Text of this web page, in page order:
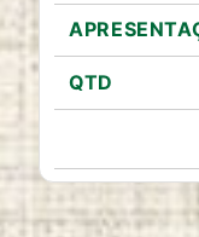
compreender
website.